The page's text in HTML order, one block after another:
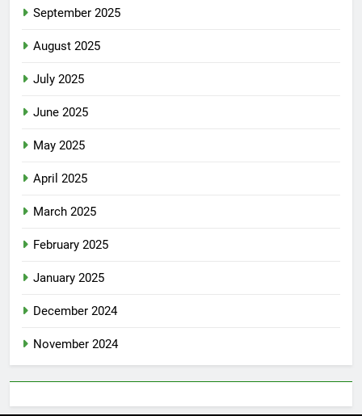
September 2025
August 2025
July 2025
June 2025
May 2025
April 2025
March 2025
February 2025
January 2025
December 2024
November 2024